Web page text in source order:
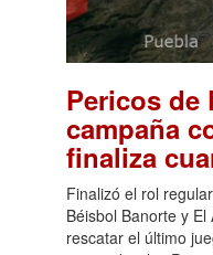
Pericos de
campaña
finaliza
Finalizó el rol
Béisbol Banorte y
rescatar el último